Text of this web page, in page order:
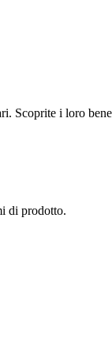
i loro
di prodotto.